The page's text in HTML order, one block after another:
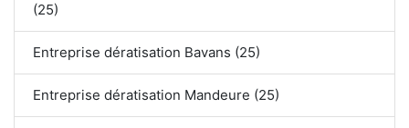
(25)
Entreprise dératisation Bavans (25)
Entreprise dératisation Mandeure (25)